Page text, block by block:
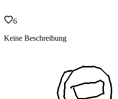
6
Keine Beschreibung